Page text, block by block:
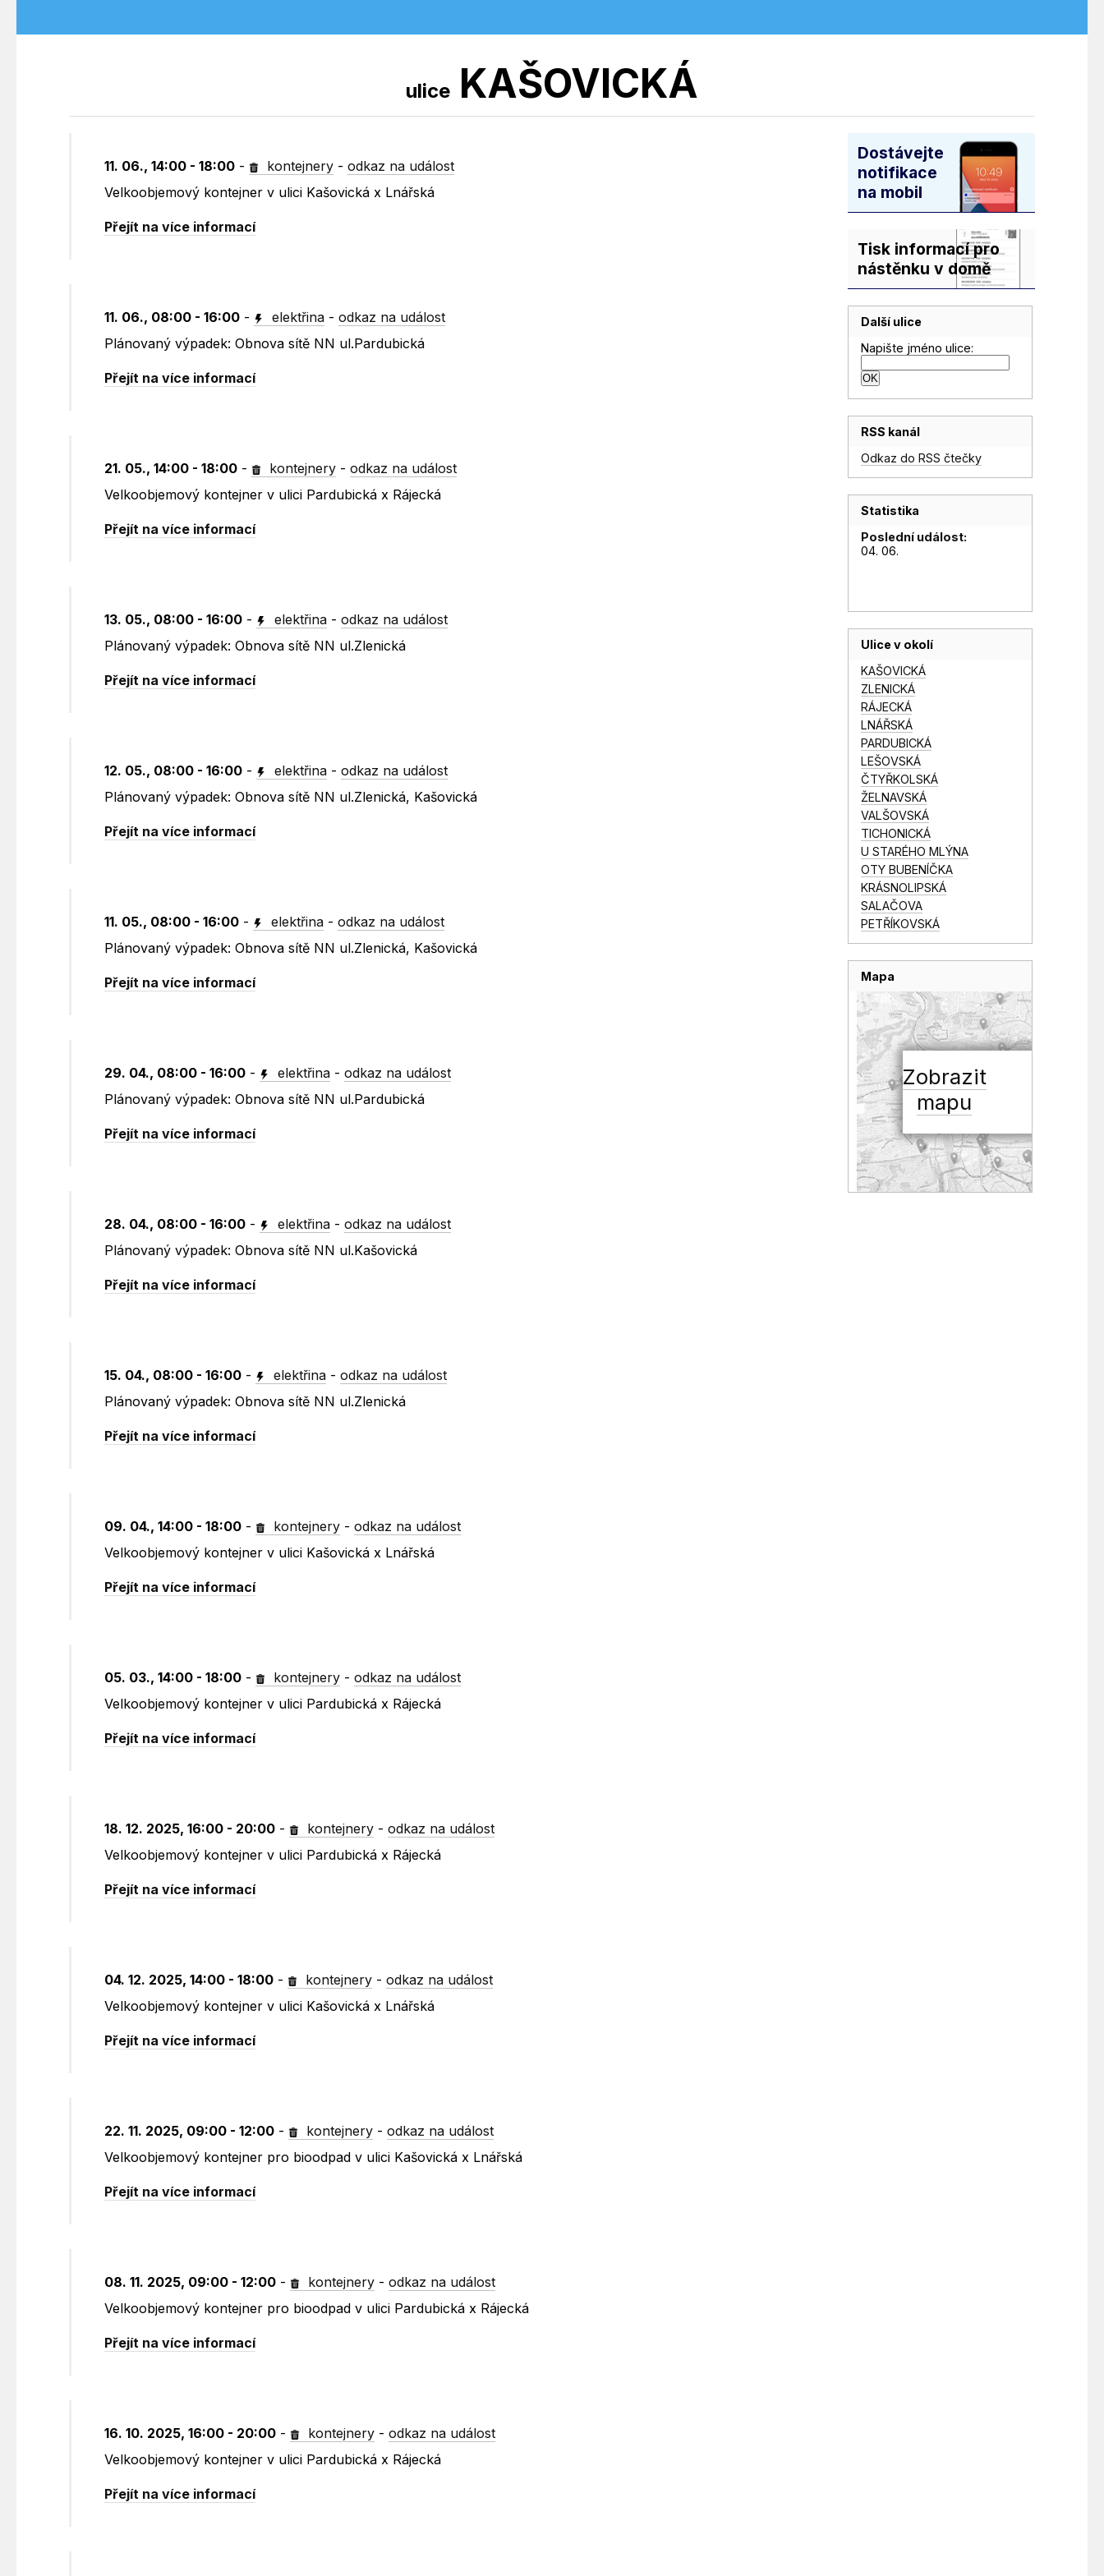
ulice KAŠOVICKÁ
11. 06., 14:00 - 18:00 - kontejnery -odkaz na událost
Velkoobjemový kontejner v ulici Kašovická x Lnářská
Přejít na více informací
11. 06., 08:00 - 16:00 - elektřina -odkaz na událost
Plánovaný výpadek: Obnova sítě NN ul.Pardubická
Přejít na více informací
21. 05., 14:00 - 18:00 - kontejnery -odkaz na událost
Velkoobjemový kontejner v ulici Pardubická x Rájecká
Přejít na více informací
13. 05., 08:00 - 16:00 - elektřina -odkaz na událost
Plánovaný výpadek: Obnova sítě NN ul.Zlenická
Přejít na více informací
12. 05., 08:00 - 16:00 - elektřina -odkaz na událost
Plánovaný výpadek: Obnova sítě NN ul.Zlenická, Kašovická
Přejít na více informací
11. 05., 08:00 - 16:00 - elektřina -odkaz na událost
Plánovaný výpadek: Obnova sítě NN ul.Zlenická, Kašovická
Přejít na více informací
29. 04., 08:00 - 16:00 - elektřina -odkaz na událost
Plánovaný výpadek: Obnova sítě NN ul.Pardubická
Přejít na více informací
28. 04., 08:00 - 16:00 - elektřina -odkaz na událost
Plánovaný výpadek: Obnova sítě NN ul.Kašovická
Přejít na více informací
15. 04., 08:00 - 16:00 - elektřina -odkaz na událost
Plánovaný výpadek: Obnova sítě NN ul.Zlenická
Přejít na více informací
09. 04., 14:00 - 18:00 - kontejnery -odkaz na událost
Velkoobjemový kontejner v ulici Kašovická x Lnářská
Přejít na více informací
05. 03., 14:00 - 18:00 - kontejnery -odkaz na událost
Velkoobjemový kontejner v ulici Pardubická x Rájecká
Přejít na více informací
18. 12. 2025, 16:00 - 20:00 - kontejnery -odkaz na událost
Velkoobjemový kontejner v ulici Pardubická x Rájecká
Přejít na více informací
04. 12. 2025, 14:00 - 18:00 - kontejnery -odkaz na událost
Velkoobjemový kontejner v ulici Kašovická x Lnářská
Přejít na více informací
22. 11. 2025, 09:00 - 12:00 - kontejnery -odkaz na událost
Velkoobjemový kontejner pro bioodpad v ulici Kašovická x Lnářská
Přejít na více informací
08. 11. 2025, 09:00 - 12:00 - kontejnery -odkaz na událost
Velkoobjemový kontejner pro bioodpad v ulici Pardubická x Rájecká
Přejít na více informací
16. 10. 2025, 16:00 - 20:00 - kontejnery -odkaz na událost
Velkoobjemový kontejner v ulici Pardubická x Rájecká
Přejít na více informací
Dostávejte
notifikace
na mobil
Tisk informací pro
nástěnku v domě
Další ulice
Napište jméno ulice:
RSS kanál
Odkaz do RSS čtečky
Statistika
Poslední událost:
04. 06.
Ulice v okolí
KAŠOVICKÁ
ZLENICKÁ
RÁJECKÁ
LNÁŘSKÁ
PARDUBICKÁ
LEŠOVSKÁ
ČTYŘKOLSKÁ
ŽELNAVSKÁ
VALŠOVSKÁ
TICHONICKÁ
U STARÉHO MLÝNA
OTY BUBENÍČKA
KRÁSNOLIPSKÁ
SALAČOVA
PETŘÍKOVSKÁ
Mapa
Zobrazit
mapu